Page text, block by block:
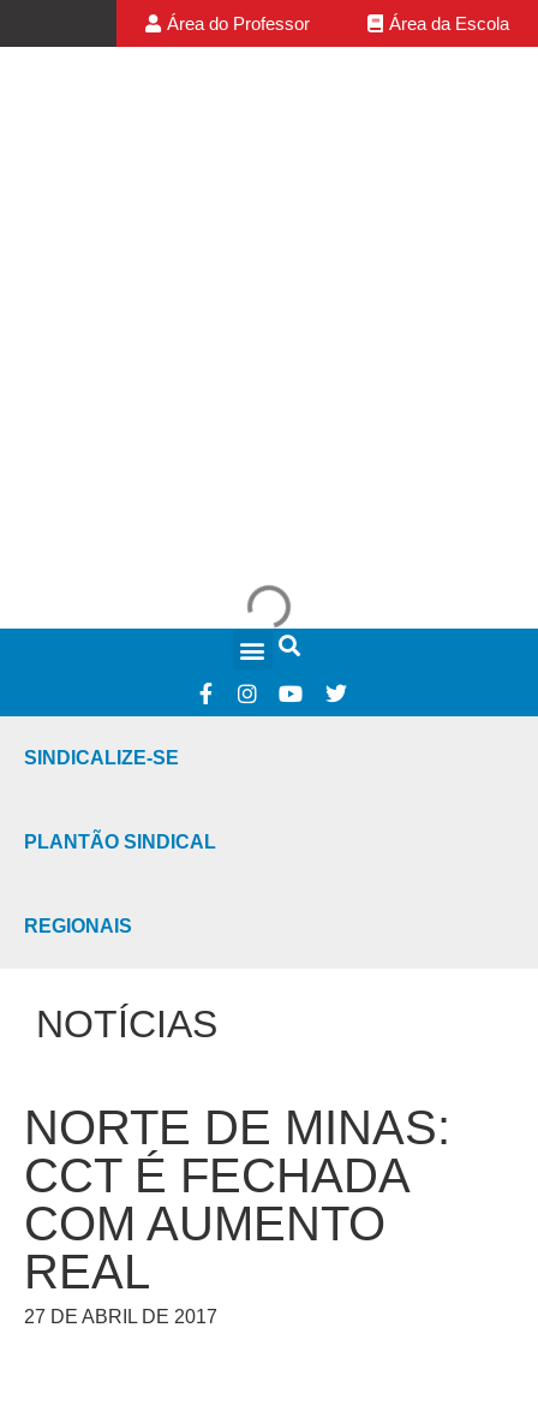
Área do Professor Área da Escola
SINDICALIZE-SE
PLANTÃO SINDICAL
REGIONAIS
NOTÍCIAS
NORTE DE MINAS:
CCT É FECHADA
COM AUMENTO
REAL
27 DE ABRIL DE 2017